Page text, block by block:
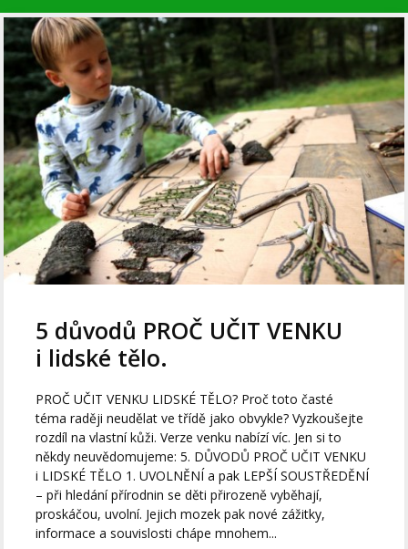
5 důvodů PROČ UČIT VENKU
i lidské tělo.
PROČ UČIT VENKU LIDSKÉ TĚLO? Proč toto časté
téma raději neudělat ve třídě jako obvykle? Vyzkoušejte
rozdíl na vlastní kůži. Verze venku nabízí víc. Jen si to
někdy neuvědomujeme: 5. DŮVODŮ PROČ UČIT VENKU
i LIDSKÉ TĚLO 1. UVOLNĚNÍ a pak LEPŠÍ SOUSTŘEDĚNÍ
– při hledání přírodnin se děti přirozeně vyběhají,
proskáčou, uvolní. Jejich mozek pak nové zážitky,
informace a souvislosti chápe mnohem...